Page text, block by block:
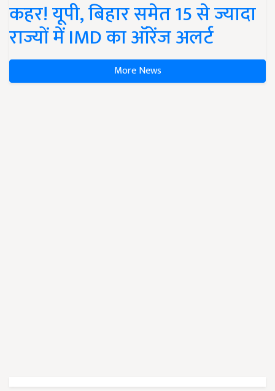
कहर! यूपी, बिहार समेत 15 से ज्यादा
राज्यों में IMD का ऑरेंज अलर्ट
More News